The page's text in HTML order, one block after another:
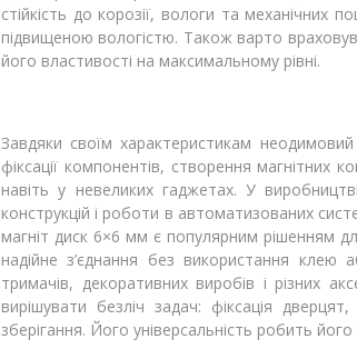
стійкість до корозії, вологи та
підвищеною вологістю. Також варто
його властивості на максимальному рівні.
Завдяки своїм характеристикам
фіксації компонентів, створення магнітних
навіть у невеликих гаджетах. У
конструкцій і роботи в автоматизованих
магніт диск 6×6 мм є популярним рішенням
надійне з’єднання без використання клею
тримачів, декоративних виробів і різних
вирішувати безліч задач: фіксація
зберігання. Його універсальність робить